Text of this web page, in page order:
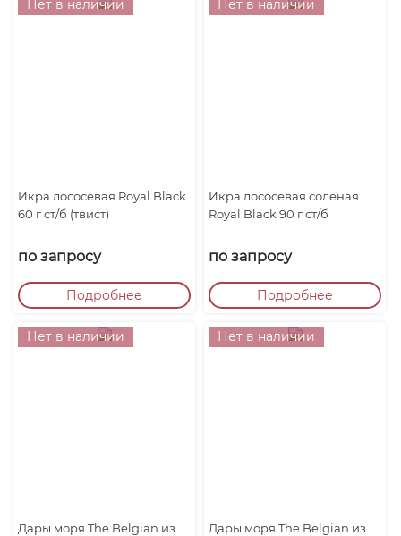
Нет в наличии
Икра лососевая Royal Black
60 г ст/б (твист)
по запросу
Подробнее
Нет в наличии
Икра лососевая соленая
Royal Black 90 г ст/б
по запросу
Подробнее
Нет в наличии
Дары моря The Belgian из
Нет в наличии
Дары моря The Belgian из